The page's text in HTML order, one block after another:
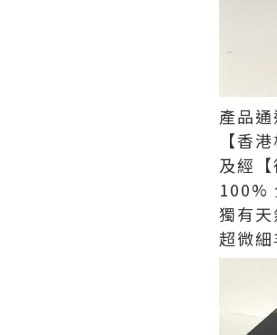
產品
【香
及經
100%
獨有
超微